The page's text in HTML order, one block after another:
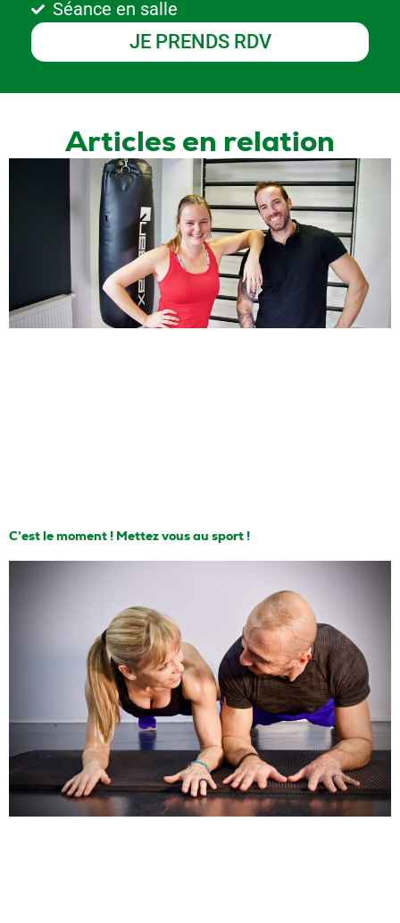
Séance en salle
JE PRENDS RDV
Articles en relation
C’est le moment ! Mettez vous au sport !